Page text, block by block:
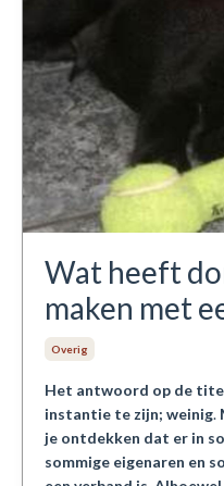
Wat heeft
maken met
Overig
Het antwoord op de
instantie te zijn; weinig.
je ontdekken dat er in
sommige eigenaren en